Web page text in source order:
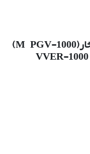
بازرسی غیر مخرب مولدهای بخار(M PGV-1000)